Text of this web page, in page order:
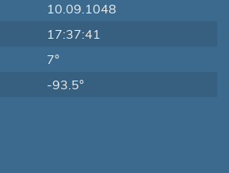
10.09.1048
17:37:41
7°
-93.5°